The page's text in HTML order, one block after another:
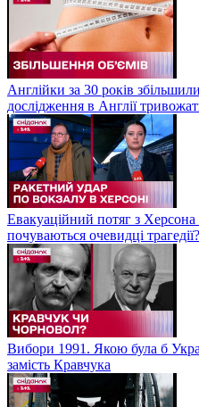
Англійки за 30 років
дослідження в Англії
Евакуаційний потяг з
почуваються очевидці трагедії?
Вибори 1991. Якою була б
замість Кравчука